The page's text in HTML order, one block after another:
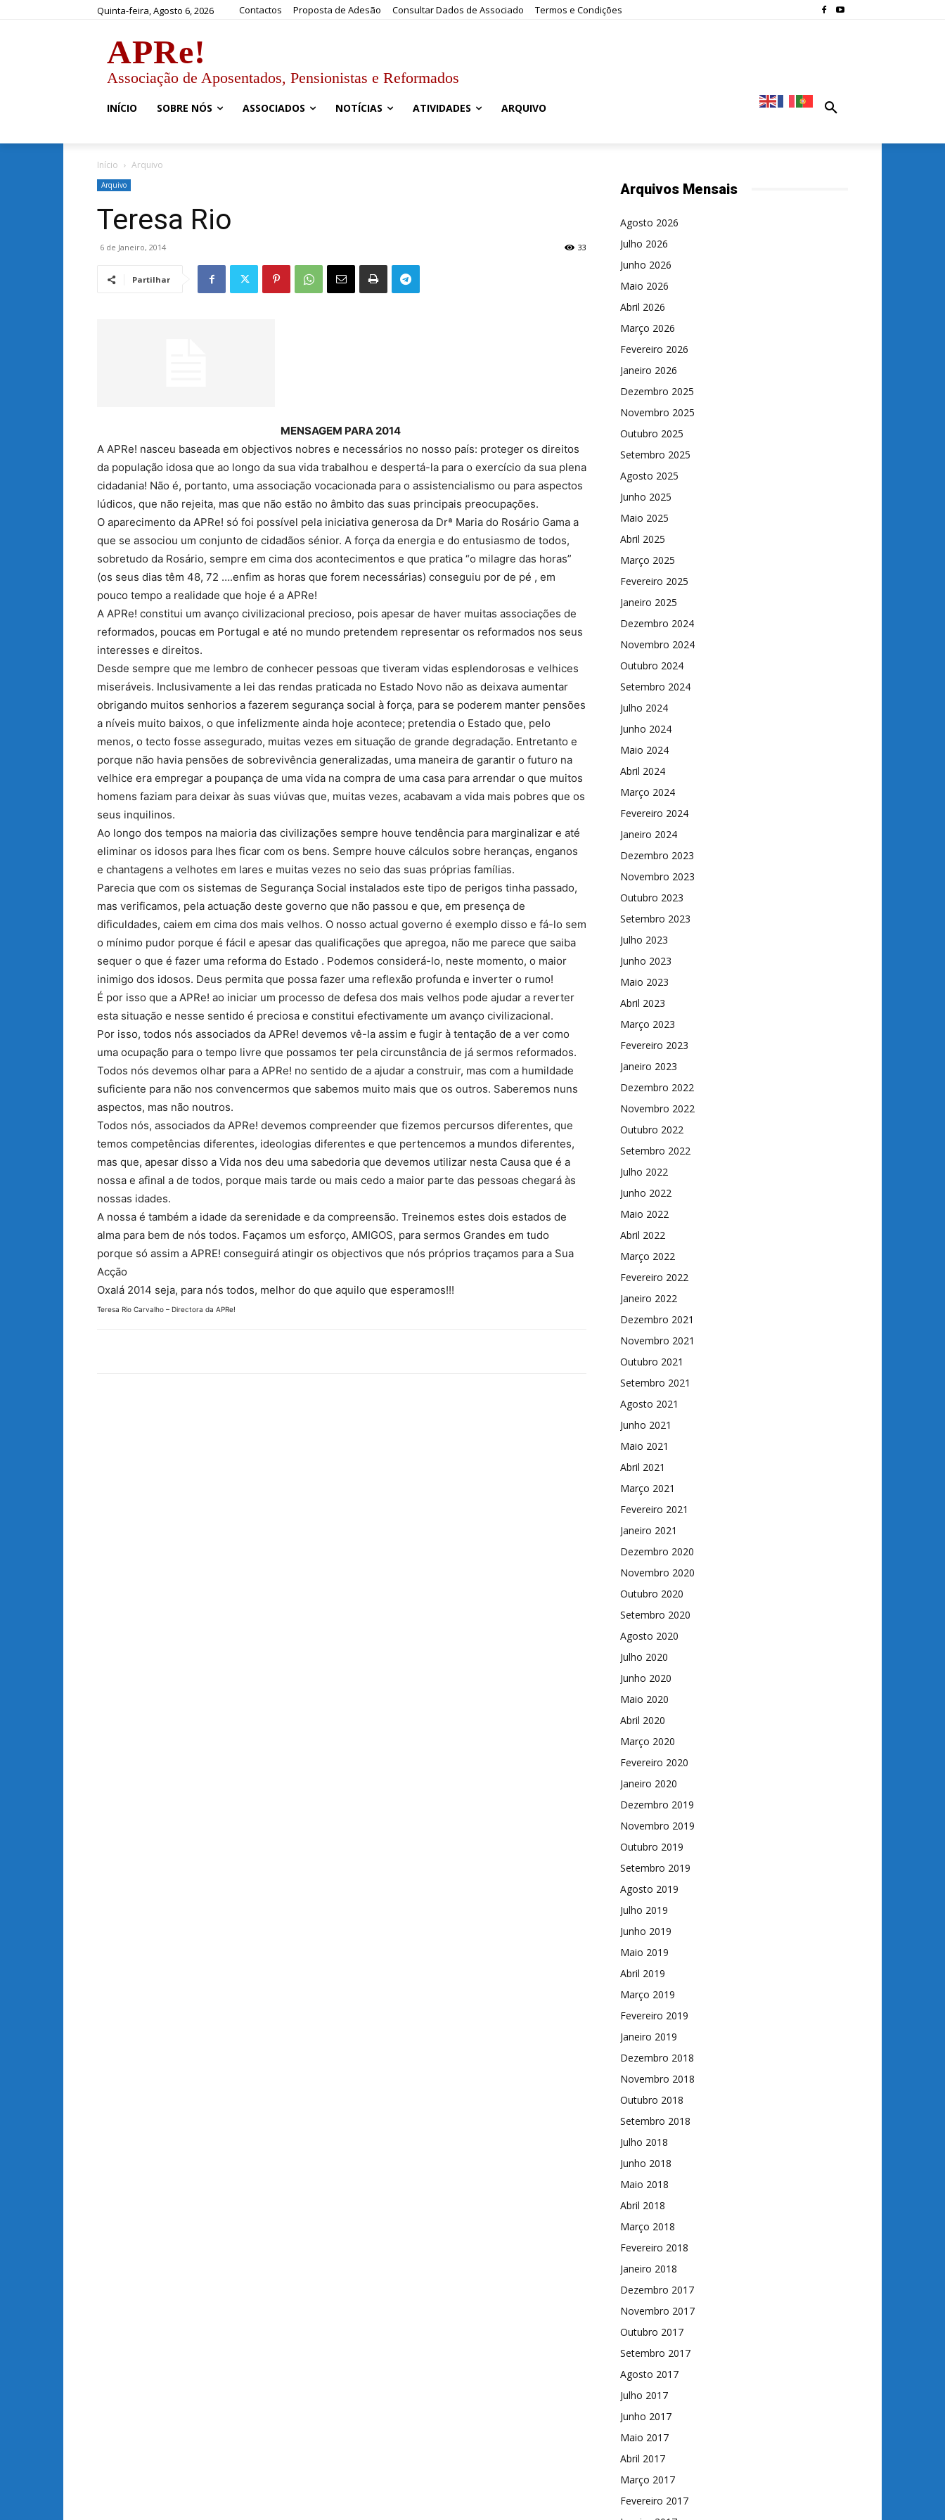
Quinta-feira, Agosto 6, 2026 Contactos Proposta de Adesão Consultar Dados de Associado Termos e Condições
APRe!
Associação de Aposentados, Pensionistas e Reformados
INÍCIO SOBRE NÓS ASSOCIADOS NOTÍCIAS ATIVIDADES ARQUIVO
Início Arquivo
Arquivo
Teresa Rio
6 de Janeiro, 2014 33
Partilhar
MENSAGEM PARA 2014
A APRe! nasceu baseada em objectivos nobres e necessários no nosso país: proteger os direitos
da população idosa que ao longo da sua vida trabalhou e despertá-la para o exercício da sua plena
cidadania! Não é, portanto, uma associação vocacionada para o assistencialismo ou para aspectos
lúdicos, que não rejeita, mas que não estão no âmbito das suas principais preocupações.
O aparecimento da APRe! só foi possível pela iniciativa generosa da Drª Maria do Rosário Gama a
que se associou um conjunto de cidadãos sénior. A força da energia e do entusiasmo de todos,
sobretudo da Rosário, sempre em cima dos acontecimentos e que pratica “o milagre das horas”
(os seus dias têm 48, 72 ….enfim as horas que forem necessárias) conseguiu por de pé , em
pouco tempo a realidade que hoje é a APRe!
A APRe! constitui um avanço civilizacional precioso, pois apesar de haver muitas associações de
reformados, poucas em Portugal e até no mundo pretendem representar os reformados nos seus
interesses e direitos.
Desde sempre que me lembro de conhecer pessoas que tiveram vidas esplendorosas e velhices
miseráveis. Inclusivamente a lei das rendas praticada no Estado Novo não as deixava aumentar
obrigando muitos senhorios a fazerem segurança social à força, para se poderem manter pensões
a níveis muito baixos, o que infelizmente ainda hoje acontece; pretendia o Estado que, pelo
menos, o tecto fosse assegurado, muitas vezes em situação de grande degradação. Entretanto e
porque não havia pensões de sobrevivência generalizadas, uma maneira de garantir o futuro na
velhice era empregar a poupança de uma vida na compra de uma casa para arrendar o que muitos
homens faziam para deixar às suas viúvas que, muitas vezes, acabavam a vida mais pobres que os
seus inquilinos.
Ao longo dos tempos na maioria das civilizações sempre houve tendência para marginalizar e até
eliminar os idosos para lhes ficar com os bens. Sempre houve cálculos sobre heranças, enganos
e chantagens a velhotes em lares e muitas vezes no seio das suas próprias famílias.
Parecia que com os sistemas de Segurança Social instalados este tipo de perigos tinha passado,
mas verificamos, pela actuação deste governo que não passou e que, em presença de
dificuldades, caiem em cima dos mais velhos. O nosso actual governo é exemplo disso e fá-lo sem
o mínimo pudor porque é fácil e apesar das qualificações que apregoa, não me parece que saiba
sequer o que é fazer uma reforma do Estado . Podemos considerá-lo, neste momento, o maior
inimigo dos idosos. Deus permita que possa fazer uma reflexão profunda e inverter o rumo!
É por isso que a APRe! ao iniciar um processo de defesa dos mais velhos pode ajudar a reverter
esta situação e nesse sentido é preciosa e constitui efectivamente um avanço civilizacional.
Por isso, todos nós associados da APRe! devemos vê-la assim e fugir à tentação de a ver como
uma ocupação para o tempo livre que possamos ter pela circunstância de já sermos reformados.
Todos nós devemos olhar para a APRe! no sentido de a ajudar a construir, mas com a humildade
suficiente para não nos convencermos que sabemos muito mais que os outros. Saberemos nuns
aspectos, mas não noutros.
Todos nós, associados da APRe! devemos compreender que fizemos percursos diferentes, que
temos competências diferentes, ideologias diferentes e que pertencemos a mundos diferentes,
mas que, apesar disso a Vida nos deu uma sabedoria que devemos utilizar nesta Causa que é a
nossa e afinal a de todos, porque mais tarde ou mais cedo a maior parte das pessoas chegará às
nossas idades.
A nossa é também a idade da serenidade e da compreensão. Treinemos estes dois estados de
alma para bem de nós todos. Façamos um esforço, AMIGOS, para sermos Grandes em tudo
porque só assim a APRE! conseguirá atingir os objectivos que nós próprios traçamos para a Sua
Acção
Oxalá 2014 seja, para nós todos, melhor do que aquilo que esperamos!!!
Teresa Rio Carvalho – Directora da APRe!
Arquivos Mensais
Agosto 2026
Julho 2026
Junho 2026
Maio 2026
Abril 2026
Março 2026
Fevereiro 2026
Janeiro 2026
Dezembro 2025
Novembro 2025
Outubro 2025
Setembro 2025
Agosto 2025
Junho 2025
Maio 2025
Abril 2025
Março 2025
Fevereiro 2025
Janeiro 2025
Dezembro 2024
Novembro 2024
Outubro 2024
Setembro 2024
Julho 2024
Junho 2024
Maio 2024
Abril 2024
Março 2024
Fevereiro 2024
Janeiro 2024
Dezembro 2023
Novembro 2023
Outubro 2023
Setembro 2023
Julho 2023
Junho 2023
Maio 2023
Abril 2023
Março 2023
Fevereiro 2023
Janeiro 2023
Dezembro 2022
Novembro 2022
Outubro 2022
Setembro 2022
Julho 2022
Junho 2022
Maio 2022
Abril 2022
Março 2022
Fevereiro 2022
Janeiro 2022
Dezembro 2021
Novembro 2021
Outubro 2021
Setembro 2021
Agosto 2021
Junho 2021
Maio 2021
Abril 2021
Março 2021
Fevereiro 2021
Janeiro 2021
Dezembro 2020
Novembro 2020
Outubro 2020
Setembro 2020
Agosto 2020
Julho 2020
Junho 2020
Maio 2020
Abril 2020
Março 2020
Fevereiro 2020
Janeiro 2020
Dezembro 2019
Novembro 2019
Outubro 2019
Setembro 2019
Agosto 2019
Julho 2019
Junho 2019
Maio 2019
Abril 2019
Março 2019
Fevereiro 2019
Janeiro 2019
Dezembro 2018
Novembro 2018
Outubro 2018
Setembro 2018
Julho 2018
Junho 2018
Maio 2018
Abril 2018
Março 2018
Fevereiro 2018
Janeiro 2018
Dezembro 2017
Novembro 2017
Outubro 2017
Setembro 2017
Agosto 2017
Julho 2017
Junho 2017
Maio 2017
Abril 2017
Março 2017
Fevereiro 2017